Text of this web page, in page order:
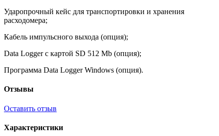
Ударопрочный кейс для транспортировки и хранения
расходомера;
Кабель импульсного выхода (опция);
Data Logger с картой SD 512 Mb (опция);
Программа Data Logger Windows (опция).
Отзывы
Оставить отзыв
Характеристики